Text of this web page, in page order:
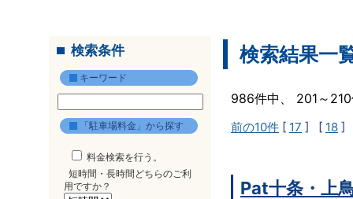
検索条件
キーワード
「駐車場料金」から探す
料金検索を行う。
短時間・長時間どちらのご利
用ですか？
検索結果一
986件中、 201～
前の10件 [ 17 ] [ 18 ]
Pat十条・上